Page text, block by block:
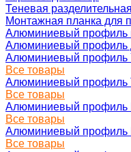
Теневая
Монтажная планка для
Алюминиевый профиль
Алюминиевый профиль
Алюминиевый профиль
Все товары
Алюминиевый профиль
Все товары
Алюминиевый профиль
Все товары
Алюминиевый профиль
Все товары